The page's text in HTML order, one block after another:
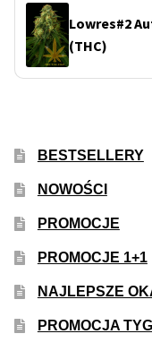
Lowres#2
(THC)
BESTSELLERY
NOWOŚCI
PROMOCJE
PROMOCJE 1+1
NAJLEPSZE
PROMOCJA